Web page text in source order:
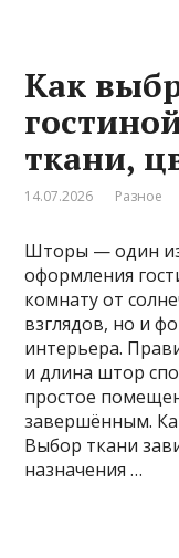
Как
ткани,
14.07.2026 Разное
Шторы — один
оформления
комнату от
взглядов, но и
интерьера.
и длина штор
простое
завершённым.
Выбор ткани
назначения …